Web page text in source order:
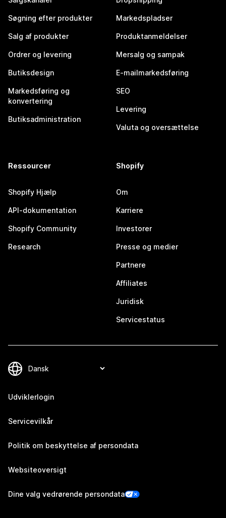
Søgning efter produkter
Salg af produkter
Ordrer og levering
Butiksdesign
Markedsføring og
konvertering
Butiksadministration
Markedspladser
Produktanmeldelser
Mersalg og sampak
E-mailmarkedsføring
SEO
Levering
Valuta og oversættelse
Ressourcer
Shopify Hjælp
API-dokumentation
Shopify Community
Research
Shopify
Om
Karriere
Investorer
Presse og medier
Partnere
Affiliates
Juridisk
Servicestatus
Udviklerlogin
Servicevilkår
Politik om beskyttelse af persondata
Websiteoversigt
Dine valg vedrørende persondata